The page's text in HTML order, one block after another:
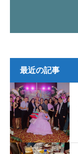
最近の記事